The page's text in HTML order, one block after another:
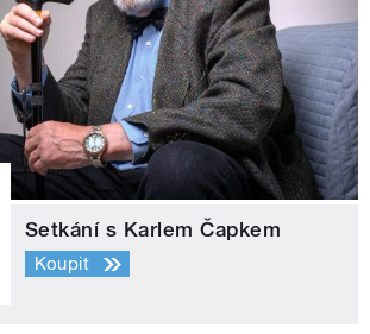
Setkání s Karlem Čapkem
Koupit